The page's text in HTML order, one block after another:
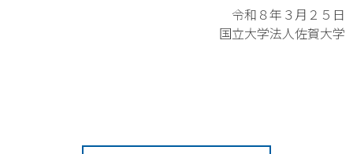
令和８年３月２５日
国立大学法人佐賀大学